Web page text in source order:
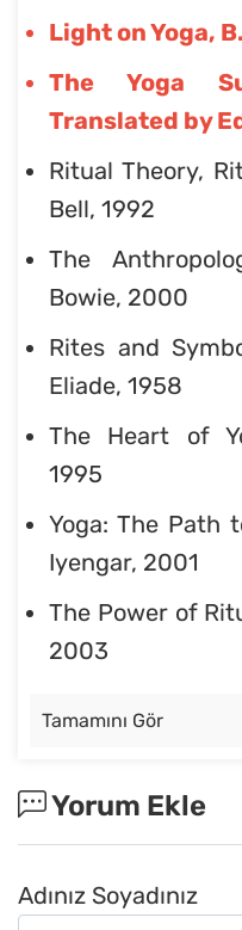
Light on Yoga,
The Yoga
Translated by
Ritual Theory,
Bell, 1992
The
Bowie, 2000
Rites and
Eliade, 1958
The Heart of
1995
Yoga: The Path
Iyengar, 2001
The Power of
2003
Tamamını Gör
Yorum Ekle
Adınız Soyadınız